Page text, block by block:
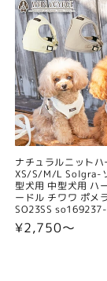
ナチュラルニットハ
XS/S/M/L Solgra-
型犬用 中型犬用 ハ
ードル チワワ ポメ
SO23SS
通
¥2,750〜